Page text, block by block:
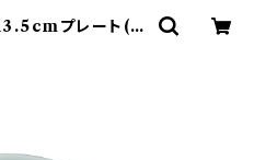
13.5cmプレート(グ